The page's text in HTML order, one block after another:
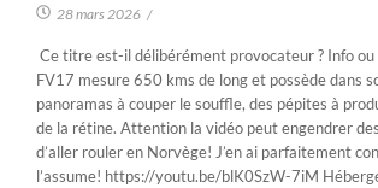
28 mars 2026 /
Ce titre est-il délibérément provocateur ? Info ou
FV17 mesure 650 kms de long et possède dans
panoramas à couper le souffle, des pépites à
de la rétine. Attention la vidéo peut engendrer
d’aller rouler en Norvège! J’en ai parfaitement
l’assume! https://youtu.be/blK0SzW-7iM